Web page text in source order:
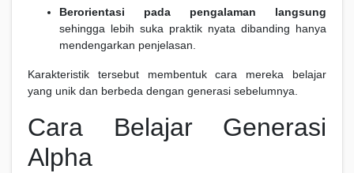
Berorientasi pada pengalaman langsung
sehingga lebih suka praktik nyata dibanding hanya
mendengarkan penjelasan.
Karakteristik tersebut membentuk cara mereka belajar
yang unik dan berbeda dengan generasi sebelumnya.
Cara Belajar Generasi
Alpha